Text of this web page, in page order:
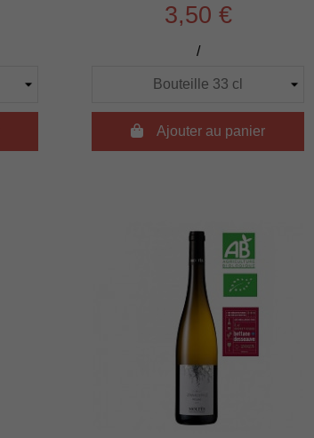
3,50 €
/
Ajouter au panier